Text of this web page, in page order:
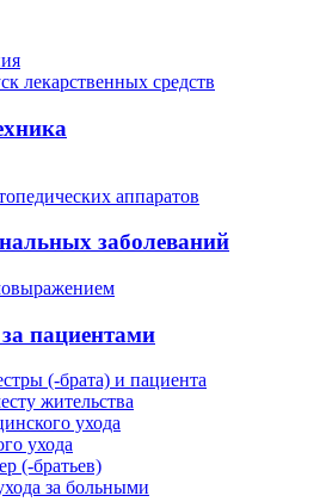
лекарственных средств
аппаратов
заболеваний
пациентами
(-брата) и пациента
жительства
ухода
ухода
(-братьев)
за больными